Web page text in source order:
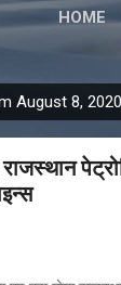
HOME
August 8, 2020